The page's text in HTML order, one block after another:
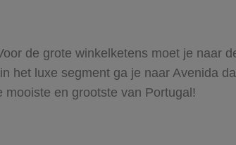
de grote winkelketens moet je naar
het luxe segment ga je naar Avenida
en grootste van Portugal!